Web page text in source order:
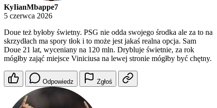
KyIianMbappe7
5 czerwca 2026
Doue też byłoby świetny. PSG nie odda swojego środka ale za to na
skrzydłach ma spory tłok i to może jest jakaś realna opcja. Sam
Doue 21 lat, wyceniany na 120 mln. Drybluje świetnie, za rok
mógłby zająć miejsce Viniciusa na lewej stronie mógłby być chętny.
Odpowiedz Zgłoś